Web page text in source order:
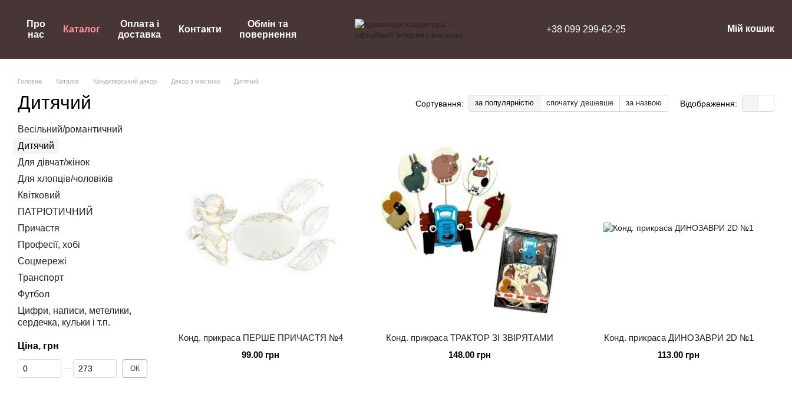
Про
нас
Каталог
Оплата і
доставка
Контакти
Обмін та
повернення
+38 099 299-62-25 Мій кошик
Головна Каталог Кондитерський декор Декор з мастики Дитячий
Дитячий Сортування: за популярністю спочатку дешевше за назвою Відображення:
Конд. прикраса ПЕРШЕ ПРИЧАСТЯ №4
99.00 грн
Конд. прикраса ТРАКТОР ЗІ ЗВІРЯТАМИ
148.00 грн
Конд. прикраса ДИНОЗАВРИ 2D №1
113.00 грн
Весільний/романтичний
Дитячий
Для дівчат/жінок
Для хлопців/чоловіків
Квітковий
ПАТРІОТИЧНИЙ
Причастя
Професії, хобі
Соцмережі
Транспорт
Футбол
Цифри, написи, метелики,
сердечка, кульки і т.п.
Ціна, грн
Від Ціна, грн
До Ціна, грн ОК